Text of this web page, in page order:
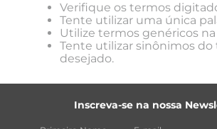
Verifique os termos
Tente utilizar uma única
Utilize termos genéricos na
Tente utilizar sinônimos
desejado.
Inscreva-se na nossa